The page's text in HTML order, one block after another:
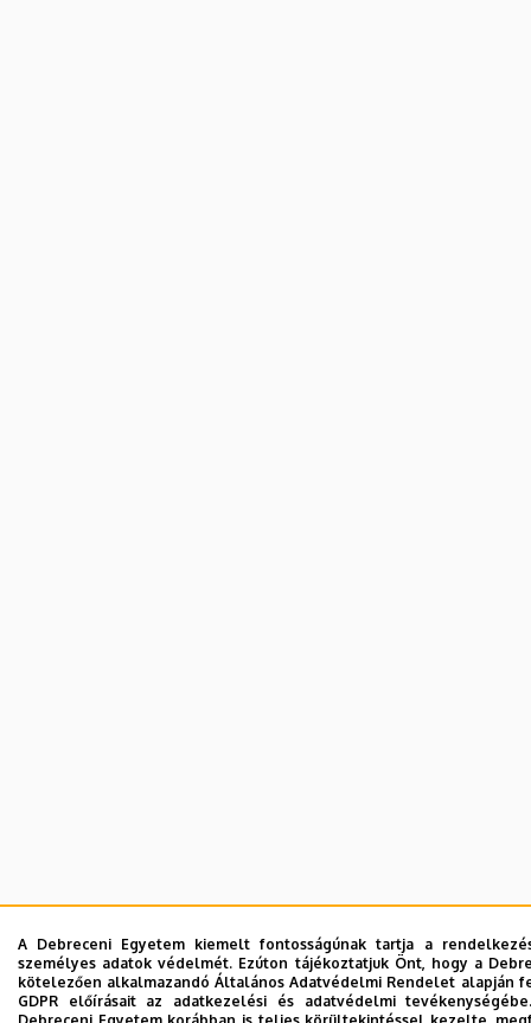
A Debreceni Egyetem kiemelt fontosságúnak tartja a
személyes adatok védelmét. Ezúton tájékoztatjuk Önt, hogy a
kötelezően alkalmazandó Általános Adatvédelmi Rendelet alapján
GDPR előírásait az adatkezelési és adatvédelmi